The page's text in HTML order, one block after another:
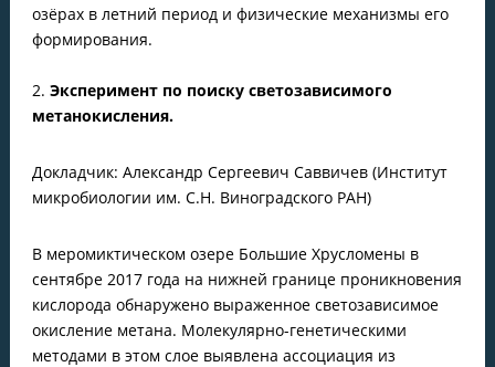
озёрах в летний период и физические механизмы его
формирования.
2. Эксперимент по поиску светозависимого
метанокисления.
Докладчик: Александр Сергеевич Саввичев (Институт
микробиологии им. С.Н. Виноградского РАН)
В меромиктическом озере Большие Хрусломены в
сентябре 2017 года на нижней границе проникновения
кислорода обнаружено выраженное светозависимое
окисление метана. Молекулярно-генетическими
методами в этом слое выявлена ассоциация из